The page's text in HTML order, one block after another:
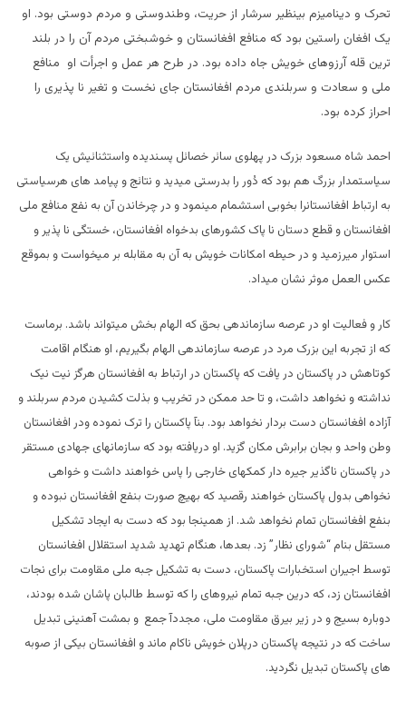
تحرک و دینامیزم بینظیر سرشار از حریت، وطندوستی و مردم دوستی بود. او
یک افغان راستین بود که منافع افغانستان و خوشبختی مردم آن را در بلند
ترین قله آرزوهای خویش جاه داده بود. در طرح هر عمل و اجرأت او منافع
ملی و سعادت و سربلندی مردم افغانستان جای نخست و تغیر نا پذیری را
احراز کرده بود.
احمد شاه مسعود بزرک در پهلوی سائر خصائل پسندیده واستثنائیش یک
سیاستمدار بزرگ هم بود که دُور را بدرستی میدید و نتائج و پیامد های هرسیاستی
به ارتباط افغانستانرا بخوبی استشمام مینمود و در چرخاندن آن به نفع منافع ملی
افغانستان و قطع دستان نا پاک کشورهای بدخواه افغانستان، خستگی نا پذیر و
استوار میرزمید و در حیطه امکانات خویش به آن به مقابله بر میخواست و بموقع
عکس العمل موثر نشان میداد.
کار و فعالیت او در عرصه سازماندهی بحق که الهام بخش میتواند باشد. برماست
که از تجربه این بزرک مرد در عرصه سازماندهی الهام بگیریم، او هنگام اقامت
کوتاهش در پاکستان در یافت که پاکستان در ارتباط به افغانستان هرگز نیت نیک
نداشته و نخواهد داشت، و تا حد ممکن در تخریب و بذلت کشیدن مردم سربلند و
آزاده افغانستان دست بردار نخواهد بود. بنآ پاکستان را ترک نموده ودر افغانستان
وطن واحد و بجان برابرش مکان گزید. او دریافته بود که سازمانهای جهادی مستقر
در پاکستان ناگذیر جیره دار کمکهای خارجی را پاس خواهند داشت و خواهی
نخواهی بدول پاکستان خواهند رقصید که بهیچ صورت بنفع افغانستان نبوده و
بنفع افغانستان تمام نخواهد شد. از همینجا بود که دست به ایجاد تشکیل
مستقل بنام “شورای نظار” زد. بعدها، هنگام تهدید شدید استقلال افغانستان
توسط اجیران استخبارات پاکستان، دست به تشکیل جبه ملی مقاومت برای نجات
افغانستان زد، که درین جبه تمام نیروهای را که توسط طالبان پاشان شده بودند،
دوباره بسیج و در زیر بیرق مقاومت ملی، مجددآ جمع و بمشت آهنینی تبدیل
ساخت که در نتیجه پاکستان درپلان خویش ناکام ماند و افغانستان بیکی از صوبه
های پاکستان تبدیل نگردید.